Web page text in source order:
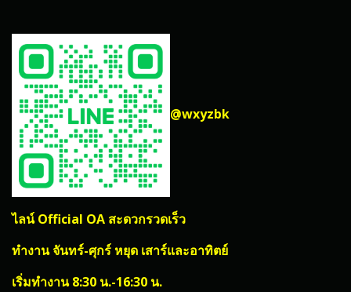
@wxyzbk
ไลน์ Official OA สะดวกรวดเร็ว
ทำงาน จันทร์-ศุกร์ หยุด เสาร์และอาทิตย์
เริ่มทำงาน 8:30 น.-16:30 น.